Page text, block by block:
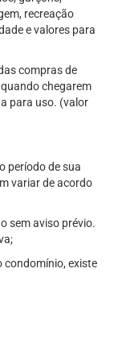
recreação
e valores para
compras de
chegarem
para uso. (valor
período de sua
variar de acordo
sem aviso prévio.
condomínio, existe